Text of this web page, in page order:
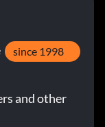
since 1998
and other